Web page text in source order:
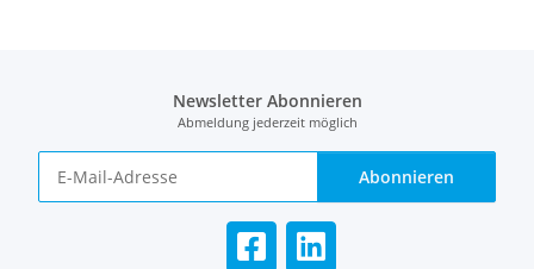
Newsletter Abonnieren
Abmeldung jederzeit möglich
Abonnieren